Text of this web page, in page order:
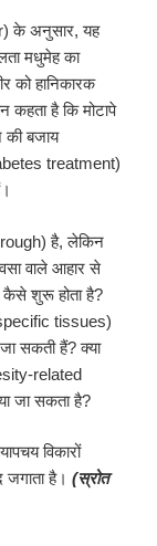
के अनुसार, यह
मधुमेह का
को हानिकारक
कहता है कि मोटापे
की बजाय
treatment)
है, लेकिन
वाले आहार से
शुरू होता है?
(specific tissues)
सकती हैं? क्या
related
जा सकता है?
विकारों
है। (स्रोत